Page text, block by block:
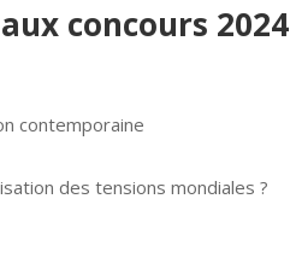
concours 2024
contemporaine
des tensions mondiales ?